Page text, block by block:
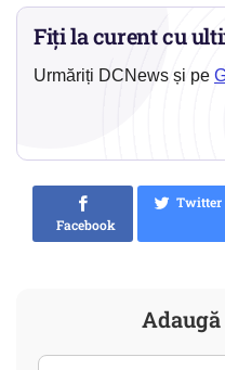
Fiți la curent cu
Urmăriți DCNews și pe
Facebook
Twitter